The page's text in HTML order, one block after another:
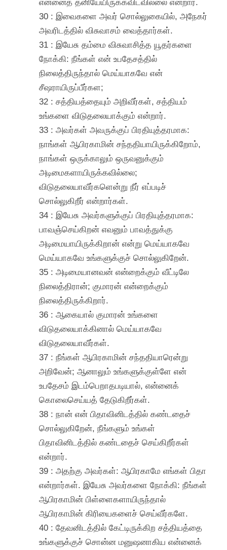
30 : இவைகளை அவர் சொல்லுகையில், அநேகர்
அவரிடத்தில் விசுவாசம் வைத்தார்கள்.
31 : இயேசு தம்மை விசுவாசித்த யூதர்களை
நோக்கி: நீங்கள் என் உபதேசத்தில்
நிலைத்திருந்தால் மெய்யாகவே என்
சீஷராயிருப்பீர்கள;
32 : சத்தியத்தையும் அறிவீர்கள், சத்தியம்
உங்களை விடுதலையாக்கும் என்றார்.
33 : அவர்கள் அவருக்குப் பிரதியுத்தரமாக:
நாங்கள் ஆபிரகாமின் சந்ததியாயிருக்கிறோம்,
நாங்கள் ஒருக்காலும் ஒருவனுக்கும்
அடிமைகளாயிருக்கவில்லை;
விடுதலையாவீர்களென்று நீர் எப்படிச்
சொல்லுகிறீர் என்றார்கள்.
34 : இயேசு அவர்களுக்குப் பிரதியுத்தரமாக:
பாவஞ்செய்கிறன் எவனும் பாவத்துக்கு
அடிமையாயிருக்கிறான் என்று மெய்யாகவே
மெய்யாகவே உங்களுக்குச் சொல்லுகிறேன்.
35 : அடிமையானவன் என்றைக்கும் வீட்டிலே
நிலைத்திரான்; குமாரன் என்றைக்கும்
நிலைத்திருக்கிறார்.
36 : ஆகையால் குமாரன் உங்களை
விடுதலையாக்கினால் மெய்யாகவே
விடுதலையாவீர்கள்.
37 : நீங்கள் ஆபிரகாமின் சந்ததியாரென்று
அறிவேன்; ஆனாலும் உங்களுக்குள்ளே என்
உபதேசம் இடம்பெறாதபடியால், என்னைக்
கொலைசெய்யத் தேடுகிறீர்கள்.
38 : நான் என் பிதாவினிடத்தில் கண்டதைச்
சொல்லுகிறேன், நீங்களும் உங்கள்
பிதாவினிடத்தில் கண்டதைச் செய்கிறீர்கள்
என்றார்.
39 : அதற்கு அவர்கள்: ஆபிரகாமே எங்கள் பிதா
என்றார்கள். இயேசு அவர்களை நோக்கி: நீங்கள்
ஆபிரகாமின் பிள்ளைகளாயிருந்தால்
ஆபிரகாமின் கிரியைகளைச் செய்வீர்களே.
40 : தேவனிடத்தில் கேட்டிருக்கிற சத்தியத்தை
உங்களுக்குச் சொன்ன மனுஷனாகிய என்னைக்